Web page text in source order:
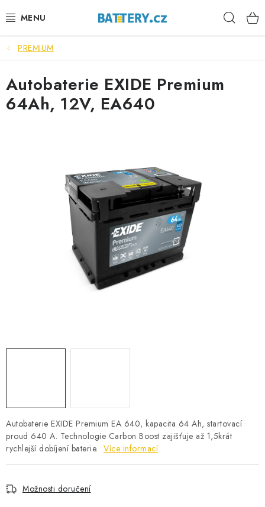
na
VÝHODNÉ SETY
SLUŽBY
AUTOBATERIE
TRAKČNÍ BATERIE
STANIČNÍ BATERIE
BATERIOVÉ BOXY
POWERBANKY
STARTOVACÍ ZDROJE
TESTERY BATERIÍ
PREMIUM
Autobaterie EXIDE Premium EA 640, kapacita 64 Ah, startovací
proud 640 A. Technologie Carbon Boost zajišťuje až 1,5krát
rychlejší dobíjení baterie. Více informací
Možnosti doručení
Autobaterie EXIDE Premium
64Ah, 12V, EA640